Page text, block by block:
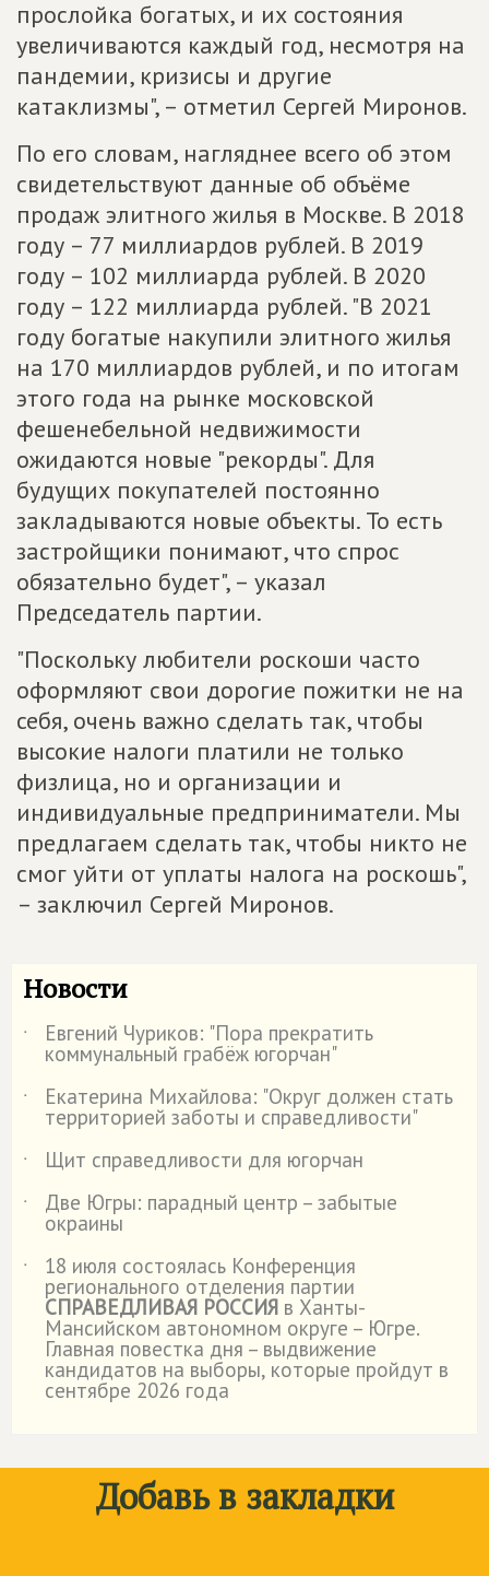
прослойка богатых, и их состояния
увеличиваются каждый год, несмотря на
пандемии, кризисы и другие
катаклизмы", – отметил Сергей Миронов.
По его словам, нагляднее всего об этом
свидетельствуют данные об объёме
продаж элитного жилья в Москве. В 2018
году – 77 миллиардов рублей. В 2019
году – 102 миллиарда рублей. В 2020
году – 122 миллиарда рублей. "В 2021
году богатые накупили элитного жилья
на 170 миллиардов рублей, и по итогам
этого года на рынке московской
фешенебельной недвижимости
ожидаются новые "рекорды". Для
будущих покупателей постоянно
закладываются новые объекты. То есть
застройщики понимают, что спрос
обязательно будет", – указал
Председатель партии.
"Поскольку любители роскоши часто
оформляют свои дорогие пожитки не на
себя, очень важно сделать так, чтобы
высокие налоги платили не только
физлица, но и организации и
индивидуальные предприниматели. Мы
предлагаем сделать так, чтобы никто не
смог уйти от уплаты налога на роскошь",
– заключил Сергей Миронов.
Новости
˙ Евгений Чуриков: "Пора прекратить
коммунальный грабёж югорчан"
˙
Екатерина Михайлова: "Округ должен стать
территорией заботы и справедливости"
˙
Щит справедливости для югорчан
˙
Две Югры: парадный центр – забытые
окраины
˙
18 июля состоялась Конференция
регионального отделения партии
СПРАВЕДЛИВАЯ РОССИЯ в Ханты-
Мансийском автономном округе – Югре.
Главная повестка дня – выдвижение
кандидатов на выборы, которые пройдут в
сентябре 2026 года
Добавь в закладки